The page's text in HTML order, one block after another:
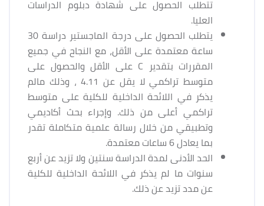
تتطلب الحصول على شهادة دبلوم الدراسات
العليا.
يتطلب الحصول على درجة الماجستير دراسة 30
ساعة معتمدة على الأقل، مع النجاح في جميع
المقررات بتقدير C على الأقل والحصول على
متوسط تراكمي لا يقل عن 4.11 ، وذلك مالم
يذكر في اللائحة الداخلية للكلية على متوسط
تراكمي أعلى من ذلك. وإجراء بحث أكاديمي
وتطبيقي من خلال رسالة علمية متكاملة تقدر
بما يعادل 6 ساعات معتمدة.
الحد الأدنى لمدة الدراسة سنتين ولا تزيد عن أربع
سنوات ما لم يذكر في اللائحة الداخلية للكلية
عن مدد تزيد عن ذلك.